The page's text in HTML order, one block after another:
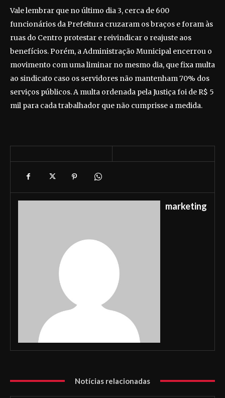
Vale lembrar que no último dia 3, cerca de 600
funcionários da Prefeitura cruzaram os braços e foram às
ruas do Centro protestar e reivindicar o reajuste aos
benefícios. Porém, a Administração Municipal encerrou o
movimento com uma liminar no mesmo dia, que fixa multa
ao sindicato caso os servidores não mantenham 70% dos
serviços públicos. A multa ordenada pela Justiça foi de R$ 5
mil para cada trabalhador que não cumprisse a medida.
marketing
Notícias relacionadas